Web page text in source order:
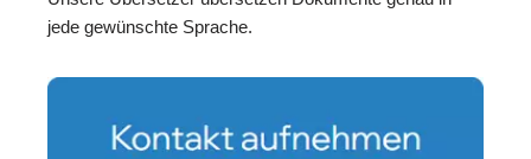
jede gewünschte Sprache.